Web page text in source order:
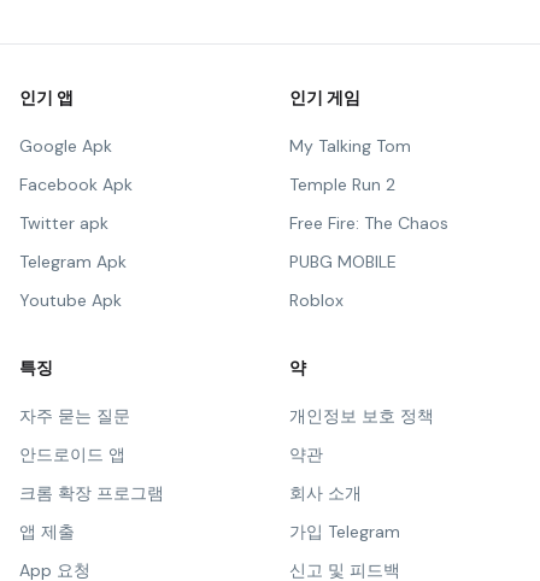
인기 앱
Google Apk
Facebook Apk
Twitter apk
Telegram Apk
Youtube Apk
인기 게임
My Talking Tom
Temple Run 2
Free Fire: The Chaos
PUBG MOBILE
Roblox
특징
자주 묻는 질문
안드로이드 앱
크롬 확장 프로그램
앱 제출
App 요청
약
개인정보 보호 정책
약관
회사 소개
가입 Telegram
신고 및 피드백